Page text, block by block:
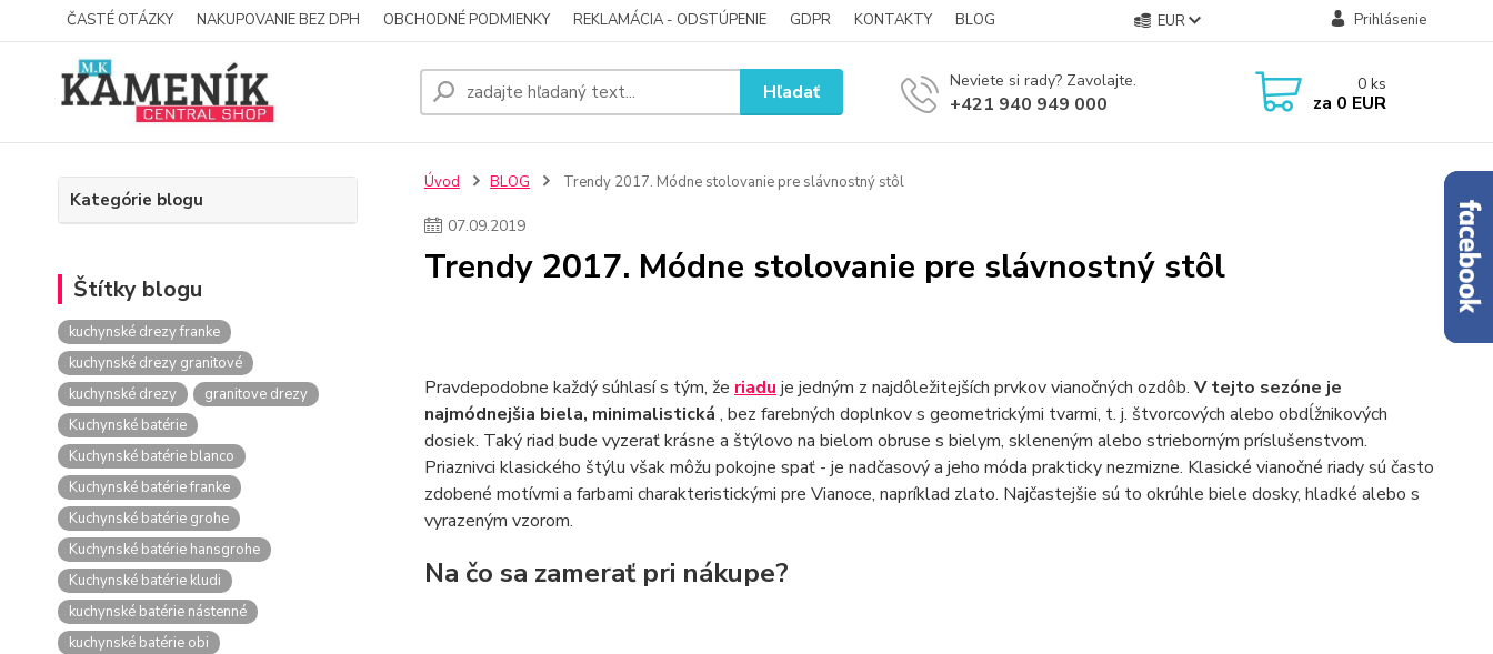
ČASTÉ OTÁZKY NAKUPOVANIE BEZ DPH OBCHODNÉ PODMIENKY REKLAMÁCIA - ODSTÚPENIE GDPR KONTAKTY BLOG EUR Prihlásenie
Hľadať Neviete si rady? Zavolajte.
+421 940 949 000
0 ks
za 0 EUR
Kategórie blogu
Štítky blogu
kuchynské drezy franke
kuchynské drezy granitové
kuchynské drezy
granitove drezy
Kuchynské batérie
Kuchynské batérie blanco
Kuchynské batérie franke
Kuchynské batérie grohe
Kuchynské batérie hansgrohe
Kuchynské batérie kludi
kuchynské batérie nástenné
kuchynské batérie obi
Úvod BLOG Trendy 2017. Módne stolovanie pre slávnostný stôl
07.09.2019
Trendy 2017. Módne stolovanie pre slávnostný stôl
Pravdepodobne každý súhlasí s tým, že riadu je jedným z najdôležitejších prvkov vianočných ozdôb. V tejto sezóne je
najmódnejšia biela, minimalistická , bez farebných doplnkov s geometrickými tvarmi, t. j. štvorcových alebo obdĺžnikových
dosiek. Taký riad bude vyzerať krásne a štýlovo na bielom obruse s bielym, skleneným alebo strieborným príslušenstvom.
Priaznivci klasického štýlu však môžu pokojne spať - je nadčasový a jeho móda prakticky nezmizne. Klasické vianočné riady sú často
zdobené motívmi a farbami charakteristickými pre Vianoce, napríklad zlato. Najčastejšie sú to okrúhle biele dosky, hladké alebo s
vyrazeným vzorom.
Na čo sa zamerať pri nákupe?